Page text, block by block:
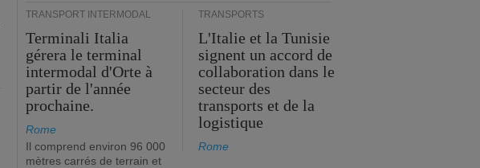
TRANSPORT INTERMODAL
Terminali Italia
gérera le terminal
intermodal d'Orte à
partir de l'année
prochaine.
Rome
Il comprend environ 96 000
mètres carrés de terrain et
TRANSPORTS
L'Italie et la Tunisie
signent un accord de
collaboration dans le
secteur des
transports et de la
logistique
Rome